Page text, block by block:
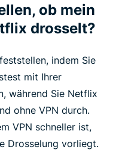
ob mein
drosselt?
indem Sie
mit Ihrer
während Sie Netflix
ohne VPN durch.
VPN schneller ist,
Drosselung vorliegt.